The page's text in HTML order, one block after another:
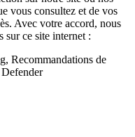
vous consultez et de vos
Avec votre accord, nous
sur ce site internet :
Recommandations de